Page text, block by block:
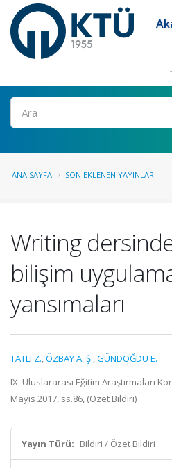
Ara
ANA SAYFA SON EKLENEN YAYINLAR
Writing
bilişim
yansımaları
TATLI Z.,ÖZBAY A. Ş.,GÜNDOĞDU E.
IX. Uluslararası Eğitim Araştırmaları
Mayıs 2017, ss.86, (Özet Bildiri)
Yayın Türü: Bildiri / Özet Bildiri